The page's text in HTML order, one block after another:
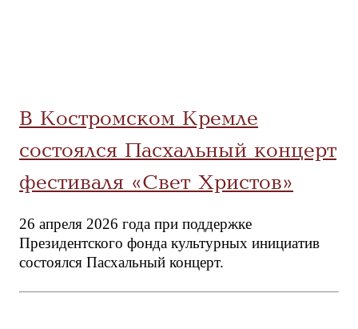
В Костромском Кремле
состоялся Пасхальный концерт
фестиваля «Свет Христов»
26 апреля 2026 года при поддержке
Президентского фонда культурных инициатив
состоялся Пасхальный концерт.